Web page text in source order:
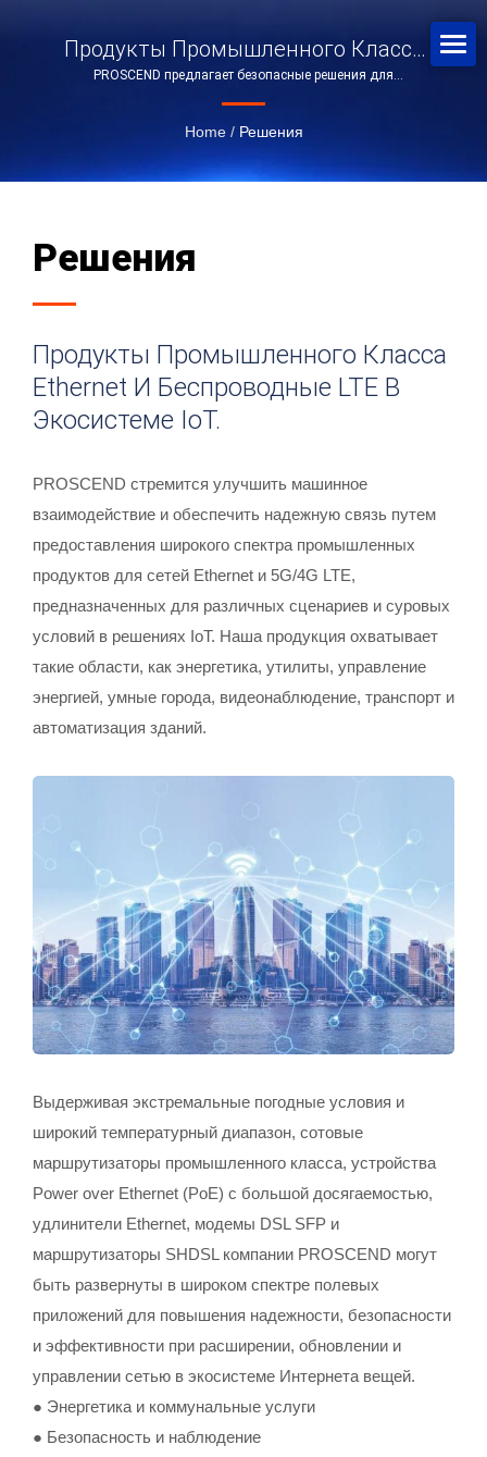
Продукты Промышленного Класса
Ethernet И Беспроводные LTE В
Экосистеме IoT.
PROSCEND предлагает безопасные решения для
Home / Решения
Решения
Продукты Промышленного Класса
Ethernet И Беспроводные LTE В
Экосистеме IoT.
PROSCEND стремится улучшить машинное
взаимодействие и обеспечить надежную связь путем
предоставления широкого спектра промышленных
продуктов для сетей Ethernet и 5G/4G LTE,
предназначенных для различных сценариев и суровых
условий в решениях IoT. Наша продукция охватывает
такие области, как энергетика, утилиты, управление
энергией, умные города, видеонаблюдение, транспорт и
автоматизация зданий.
Выдерживая экстремальные погодные условия и
широкий температурный диапазон, сотовые
маршрутизаторы промышленного класса, устройства
Power over Ethernet (PoE) с большой досягаемостью,
удлинители Ethernet, модемы DSL SFP и
маршрутизаторы SHDSL компании PROSCEND могут
быть развернуты в широком спектре полевых
приложений для повышения надежности, безопасности
и эффективности при расширении, обновлении и
управлении сетью в экосистеме Интернета вещей.
● Энергетика и коммунальные услуги
● Безопасность и наблюдение